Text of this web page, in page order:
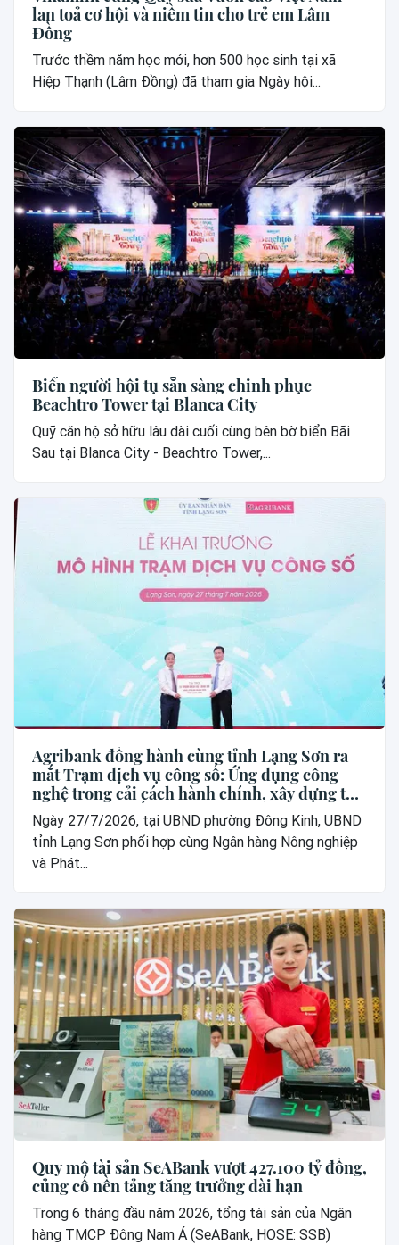
lan toả cơ hội và niềm tin cho trẻ em Lâm
Đồng
Trước thềm năm học mới, hơn 500 học sinh tại xã
Hiệp Thạnh (Lâm Đồng) đã tham gia Ngày hội...
Biển người hội tụ sẵn sàng chinh phục
Beachtro Tower tại Blanca City
Quỹ căn hộ sở hữu lâu dài cuối cùng bên bờ biển Bãi
Sau tại Blanca City - Beachtro Tower,...
Agribank đồng hành cùng tỉnh Lạng Sơn ra
mắt Trạm dịch vụ công số: Ứng dụng công
nghệ trong cải cách hành chính, xây dựng thế
hệ “công dân số”
Ngày 27/7/2026, tại UBND phường Đông Kinh, UBND
tỉnh Lạng Sơn phối hợp cùng Ngân hàng Nông nghiệp
và Phát...
Quy mô tài sản SeABank vượt 427.100 tỷ đồng,
củng cố nền tảng tăng trưởng dài hạn
Trong 6 tháng đầu năm 2026, tổng tài sản của Ngân
hàng TMCP Đông Nam Á (SeABank, HOSE: SSB)